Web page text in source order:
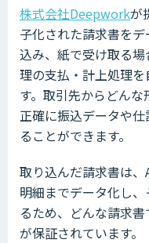
株式会社Deepworkが
子化された請求書を
込み、紙で受け取る
理の支払・計上処理
す。取引先からどん
正確に振込データや
ることができます。
取り込んだ請求書は、
明細までデータ化し
るため、どんな請求
が保証されています。